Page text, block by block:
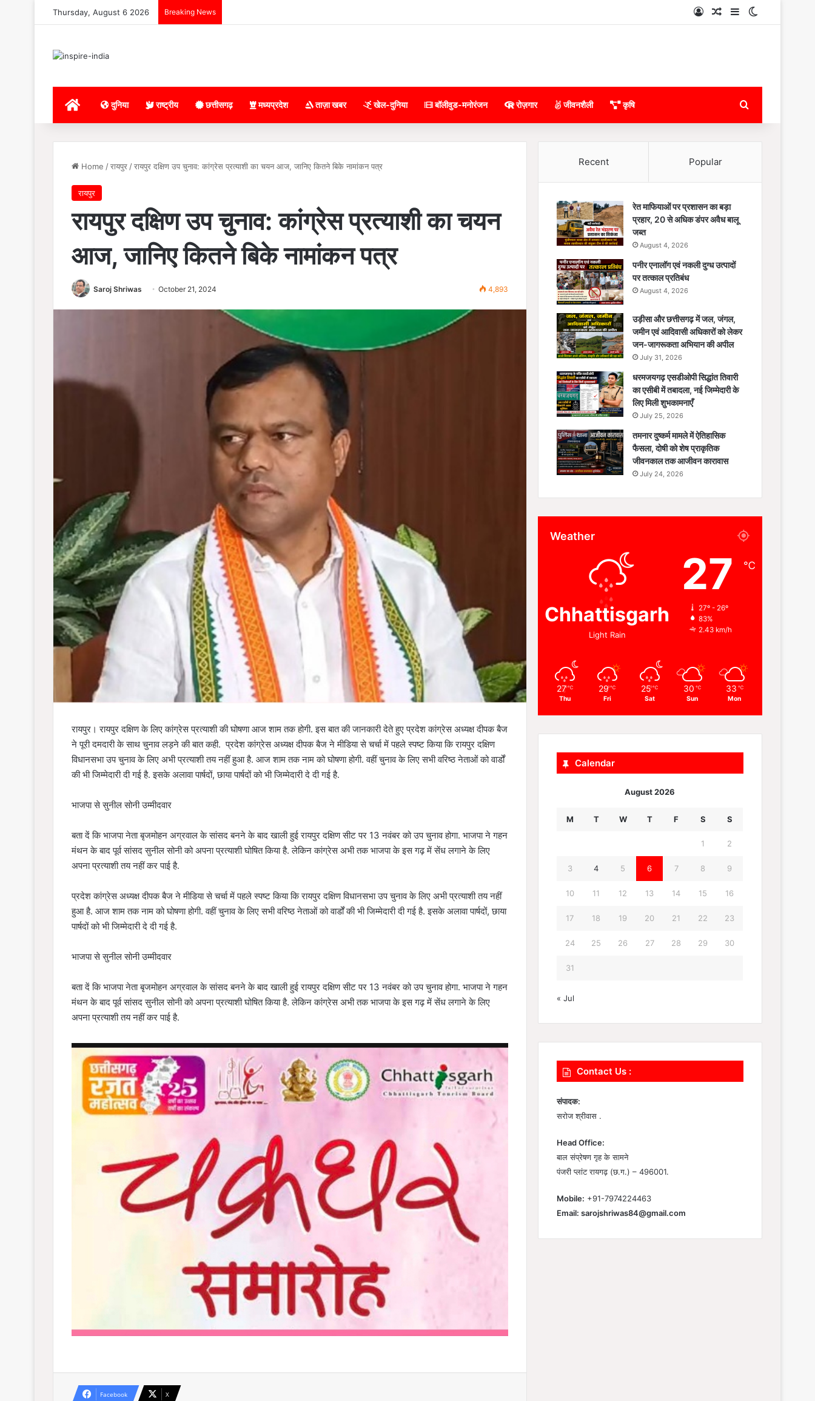
Thursday, August 6 2026 Breaking News Log InRandom Article
Sidebar
Home दुनिया राष्ट्रीय छत्तीसगढ़ मध्यप्रदेश ताज़ा खबर खेल-दुनिया बॉलीवुड-मनोरंजन रोज़गार जीवनशैली कृषि
Home /रायपुर /रायपुर दक्षिण उप चुनाव: कांग्रेस प्रत्याशी का चयन आज, जानिए कितने बिके नामांकन पत्र
रायपुर
रायपुर दक्षिण उप चुनाव: कांग्रेस प्रत्याशी का चयन
आज, जानिए कितने बिके नामांकन पत्र
Saroj Shriwas October 21, 2024 4,893
रायपुर। रायपुर दक्षिण के लिए कांग्रेस प्रत्याशी की घोषणा आज शाम तक होगी. इस बात की जानकारी देते हुए प्रदेश कांग्रेस अध्यक्ष दीपक बैज
ने पूरी दमदारी के साथ चुनाव लड़ने की बात कही. प्रदेश कांग्रेस अध्यक्ष दीपक बैज ने मीडिया से चर्चा में पहले स्पष्ट किया कि रायपुर दक्षिण
विधानसभा उप चुनाव के लिए अभी प्रत्याशी तय नहीं हुआ है. आज शाम तक नाम को घोषणा होगी. वहीं चुनाव के लिए सभी वरिष्ठ नेताओं को वार्डों
की भी जिम्मेदारी दी गई है. इसके अलावा पार्षदों, छाया पार्षदों को भी जिम्मेदारी दे दी गई है.
भाजपा से सुनील सोनी उम्मीदवार
बता दें कि भाजपा नेता बृजमोहन अग्रवाल के सांसद बनने के बाद खाली हुई रायपुर दक्षिण सीट पर 13 नवंबर को उप चुनाव होगा. भाजपा ने गहन
मंथन के बाद पूर्व सांसद सुनील सोनी को अपना प्रत्याशी घोषित किया है. लेकिन कांग्रेस अभी तक भाजपा के इस गढ़ में सेंध लगाने के लिए
अपना प्रत्याशी तय नहीं कर पाई है.
प्रदेश कांग्रेस अध्यक्ष दीपक बैज ने मीडिया से चर्चा में पहले स्पष्ट किया कि रायपुर दक्षिण विधानसभा उप चुनाव के लिए अभी प्रत्याशी तय नहीं
हुआ है. आज शाम तक नाम को घोषणा होगी. वहीं चुनाव के लिए सभी वरिष्ठ नेताओं को वार्डों की भी जिम्मेदारी दी गई है. इसके अलावा पार्षदों, छाया
पार्षदों को भी जिम्मेदारी दे दी गई है.
भाजपा से सुनील सोनी उम्मीदवार
बता दें कि भाजपा नेता बृजमोहन अग्रवाल के सांसद बनने के बाद खाली हुई रायपुर दक्षिण सीट पर 13 नवंबर को उप चुनाव होगा. भाजपा ने गहन
मंथन के बाद पूर्व सांसद सुनील सोनी को अपना प्रत्याशी घोषित किया है. लेकिन कांग्रेस अभी तक भाजपा के इस गढ़ में सेंध लगाने के लिए
अपना प्रत्याशी तय नहीं कर पाई है.
Facebook X
Recent Popular
रेत माफियाओं पर प्रशासन का बड़ा
प्रहार, 20 से अधिक डंपर अवैध बालू
जब्त
August 4, 2026
पनीर एनालॉग एवं नकली दुग्ध उत्पादों
पर तत्काल प्रतिबंध
August 4, 2026
उड़ीसा और छत्तीसगढ़ में जल, जंगल,
जमीन एवं आदिवासी अधिकारों को लेकर
जन-जागरूकता अभियान की अपील
July 31, 2026
धरमजयगढ़ एसडीओपी सिद्धांत तिवारी
का एसीबी में तबादला, नई जिम्मेदारी के
लिए मिली शुभकामनाएँ
July 25, 2026
तमनार दुष्कर्म मामले में ऐतिहासिक
फैसला, दोषी को शेष प्राकृतिक
जीवनकाल तक आजीवन कारावास
July 24, 2026
Weather
Chhattisgarh
Light Rain
27 ℃
27º - 26º
83%
2.43 km/h
27 ℃
Thu
29 ℃
Fri
25 ℃
Sat
30 ℃
Sun
33 ℃
Mon
Calendar
August 2026
M T W T F S S
1 2
3 4 5 6 7 8 9
10 11 12 13 14 15 16
17 18 19 20 21 22 23
24 25 26 27 28 29 30
31
« Jul
Contact Us :
संपादक:
सरोज श्रीवास .
Head Office:
बाल संप्रेषण गृह के सामने
पंजरी प्लांट रायगढ़ (छ.ग.) – 496001.
Mobile: +91-7974224463
Email:sarojshriwas84@gmail.com